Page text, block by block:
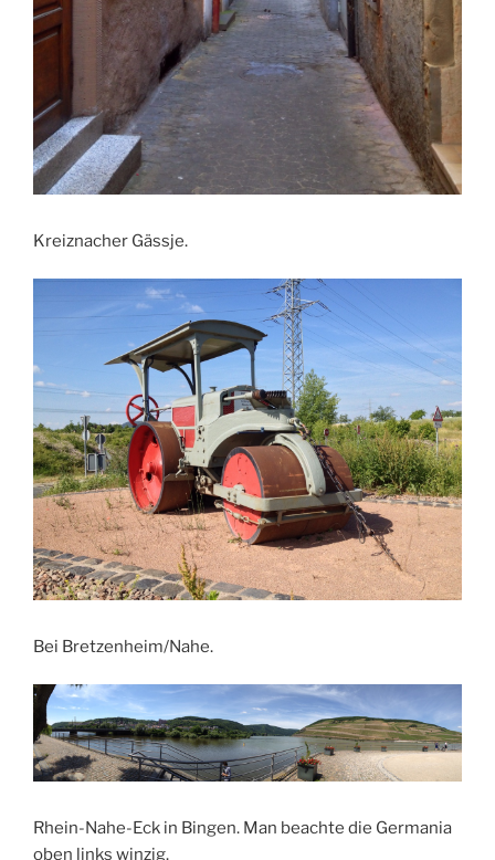
Kreiznacher Gässje.
Bei Bretzenheim/Nahe.
Rhein-Nahe-Eck in Bingen. Man beachte die Germania
oben links winzig.